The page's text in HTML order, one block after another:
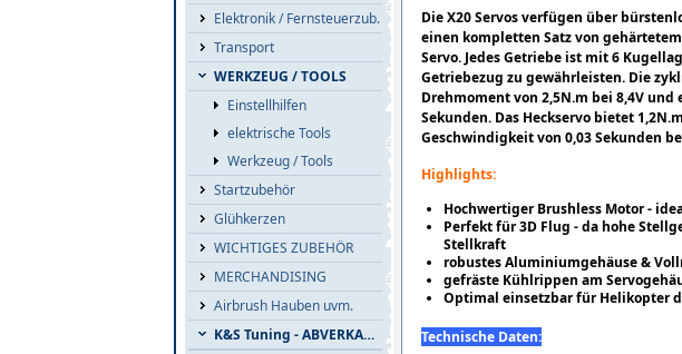
Elektronik / Fernsteuerzub.
Transport
WERKZEUG / TOOLS
Einstellhilfen
elektrische Tools
Werkzeug / Tools
Startzubehör
Glühkerzen
WICHTIGES ZUBEHÖR
MERCHANDISING
Airbrush Hauben uvm.
K&S Tuning - ABVERKAUF
Die X20 Servos verfügen über
einen kompletten Satz von
Servo. Jedes Getriebe ist mit 6
Getriebezug zu gewährleisten. Die
Drehmoment von 2,5N.m bei 8,4V
Sekunden. Das Heckservo bietet
Geschwindigkeit von 0,03 Sekunden
Highlights:
Hochwertiger Brushless Motor -
Perfekt für 3D Flug -da hohe
Stellkraft
robustes Aluminiumgehäuse &
gefräste Kühlrippen am
Optimal einsetzbar für Helikopter
Technische Daten: